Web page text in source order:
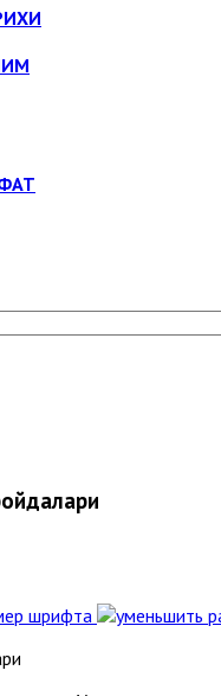
шрифта